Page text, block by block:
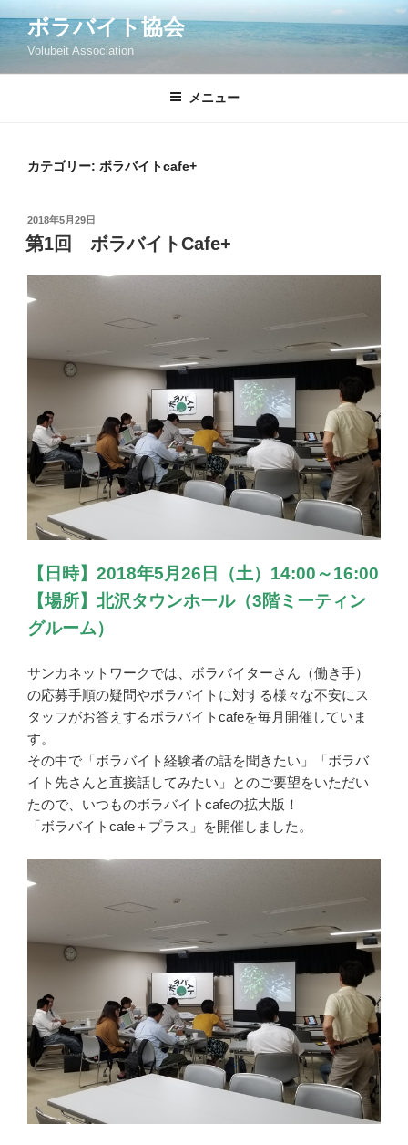
ン
ン
ボラバイト協会
Volubeit Association
メニュー
カテゴリー: ボラバイトcafe+
投
稿
日:
2018年5月29日
第1回 ボラバイトCafe+
【日時】2018年5月26日（土）14:00～16:00
【場所】北沢タウンホール（3階ミーティン
グルーム）
サンカネットワークでは、ボラバイターさん（働き手）
の応募手順の疑問やボラバイトに対する様々な不安にス
タッフがお答えするボラバイトcafeを毎月開催していま
す。
その中で「ボラバイト経験者の話を聞きたい」「ボラバ
イト先さんと直接話してみたい」とのご要望をいただい
たので、いつものボラバイトcafeの拡大版！
「ボラバイトcafe＋プラス」を開催しました。